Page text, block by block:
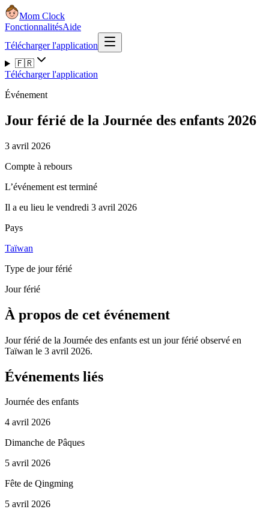
Mom Clock
FonctionnalitésAide
Télécharger l'application
🇫🇷
Télécharger l'application
Événement
Jour férié de la Journée des enfants 2026
3 avril 2026
Compte à rebours
L’événement est terminé
Il a eu lieu le vendredi 3 avril 2026
Pays
Taïwan
Type de jour férié
Jour férié
À propos de cet événement
Jour férié de la Journée des enfants est un jour férié observé en
Taïwan le 3 avril 2026.
Événements liés
Journée des enfants
4 avril 2026
Dimanche de Pâques
5 avril 2026
Fête de Qingming
5 avril 2026